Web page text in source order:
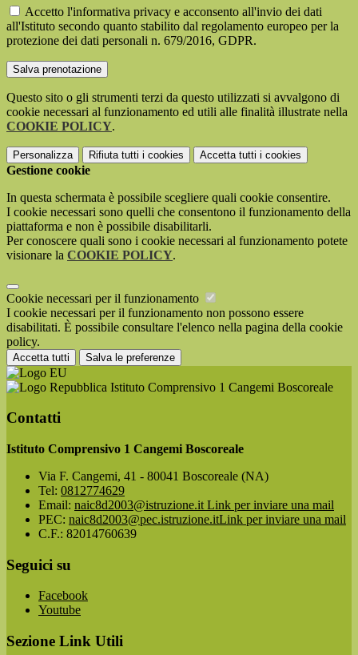
Accetto l'informativa privacy e acconsento all'invio dei dati
all'Istituto secondo quanto stabilito dal regolamento europeo per la
protezione dei dati personali n. 679/2016, GDPR.
Questo sito o gli strumenti terzi da questo utilizzati si avvalgono di
cookie necessari al funzionamento ed utili alle finalità illustrate nella
COOKIE POLICY.
Personalizza Rifiuta tutti i cookies Accetta tutti i cookies
Gestione cookie
In questa schermata è possibile scegliere quali cookie consentire.
I cookie necessari sono quelli che consentono il funzionamento della
piattaforma e non è possibile disabilitarli.
Per conoscere quali sono i cookie necessari al funzionamento potete
visionare la COOKIE POLICY.
Cookie necessari per il funzionamento
I cookie necessari per il funzionamento non possono essere
disabilitati. È possibile consultare l'elenco nella pagina della cookie
policy.
Accetta tutti Salva le preferenze
Istituto Comprensivo 1 Cangemi Boscoreale
Contatti
Istituto Comprensivo 1 Cangemi Boscoreale
Via F. Cangemi, 41 - 80041 Boscoreale (NA)
Tel: 0812774629
Email: naic8d2003@istruzione.it Link per inviare una mail
PEC: naic8d2003@pec.istruzione.itLink per inviare una mail
C.F.: 82014760639
Seguici su
Facebook
Youtube
Sezione Link Utili